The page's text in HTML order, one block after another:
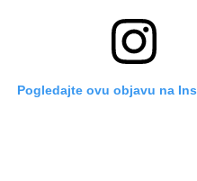
Pogledajte ovu objavu na